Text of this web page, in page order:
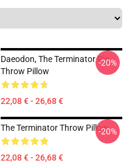
Daeodon, The Terminator Pig
Throw Pillow
22,08 € - 26,68 €
-20%
The Terminator Throw Pillow
22,08 € - 26,68 €
-20%